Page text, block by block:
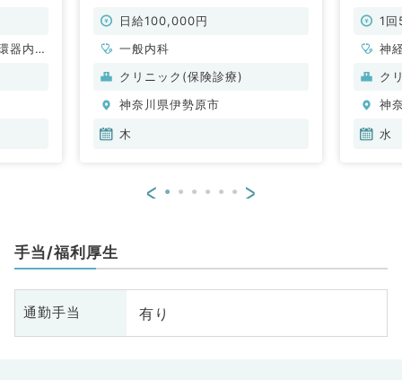
器内
日給100,000円
一般内科
クリニック(保険診療)
神奈川県伊勢原市
木
1
神
科
内
ク
神
水
< >
手当/福利厚生
通勤手当 有り